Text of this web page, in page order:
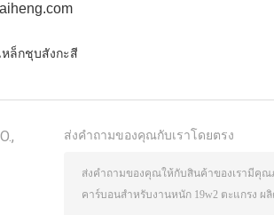
หล็กชุบสังกะสี
ส่งคำถามของคุณกับเราโดยตรง